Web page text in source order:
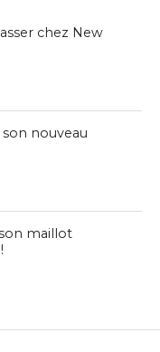
chez New
nouveau
maillot